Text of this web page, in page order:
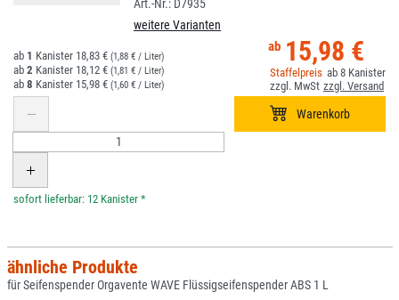
D7935
weitere Varianten
15,98 €
8
1 18,83 € (1,88 € / Liter)
2 18,12 € (1,81 € / Liter)
8 15,98 € (1,60 € / Liter)
*
ähnliche Produkte
für Seifenspender Orgavente WAVE Flüssigseifenspender ABS 1 L